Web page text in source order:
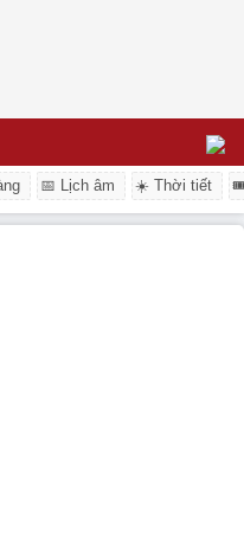
📅 Lịch âm ☀️ Thời tiết